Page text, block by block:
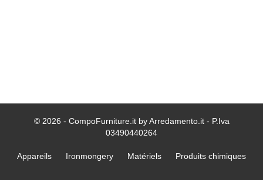
© 2026 - CompoFurniture.it by Arredamento.it - P.Iva
03490440264
Appareils Ironmongery Matériels Produits chimiques